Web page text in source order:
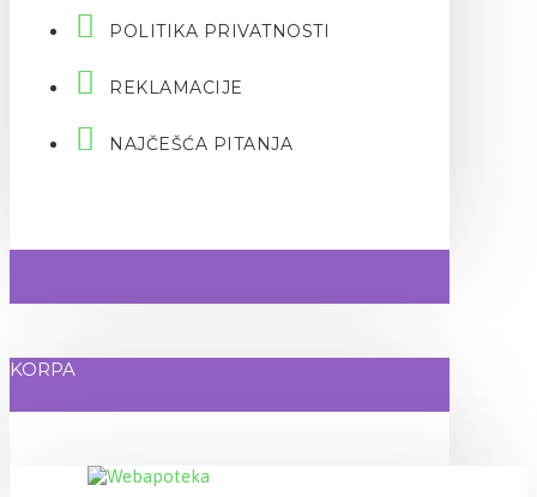
POLITIKA PRIVATNOSTI
REKLAMACIJE
NAJČEŠĆA PITANJA
KORPA